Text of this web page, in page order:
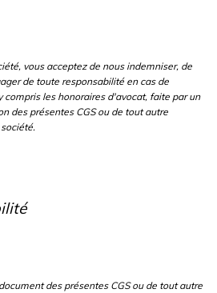
vous acceptez de nous indemniser, de
de toute responsabilité en cas de
compris les honoraires d'avocat, faite par un
des présentes CGS ou de tout autre
des présentes CGS ou de tout autre